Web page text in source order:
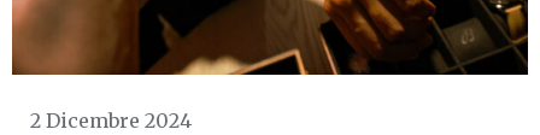
2 Dicembre 2024